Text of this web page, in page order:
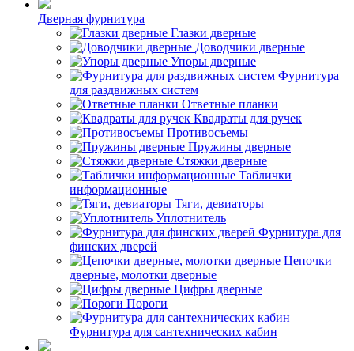
Дверная фурнитура
Глазки дверные
Доводчики дверные
Упоры дверные
Фурнитура
для раздвижных систем
Ответные планки
Квадраты для ручек
Противосъемы
Пружины дверные
Стяжки дверные
Таблички
информационные
Тяги, девиаторы
Уплотнитель
Фурнитура для
финских дверей
Цепочки
дверные, молотки дверные
Цифры дверные
Пороги
Фурнитура для сантехнических кабин